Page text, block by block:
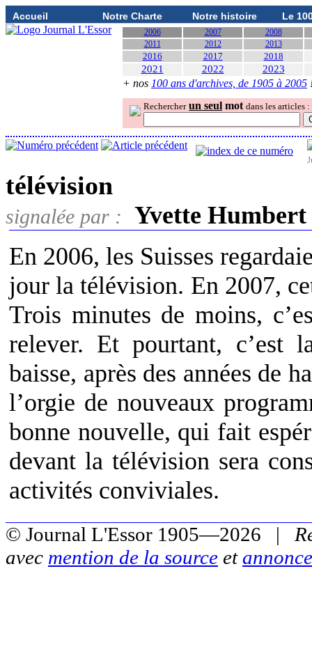
Accueil Notre Charte Notre histoire Le
2006 2007
2008
2011
2012 2013
2016 2017 2018
2021 2022 2023
+ nos 100 ans d'archives, de 1905 à 2005
Rechercher un seul mot dans les articles :
télévision
signalée par :
Yvette
En 2006, les Suisses
jour la télévision. En 2007,
Trois minutes de moins,
relever. Et pourtant, c’est
baisse, après des années de
l’orgie de nouveaux
bonne nouvelle, qui fait
devant la télévision sera
activités conviviales.
© Journal L'Essor 1905—2026 |
avec mention de la source et